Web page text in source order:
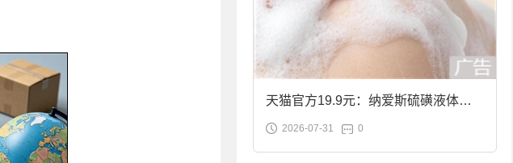
天猫官方19.9元：纳爱斯硫磺液体香
皂2斤大促
2026-07-31 0